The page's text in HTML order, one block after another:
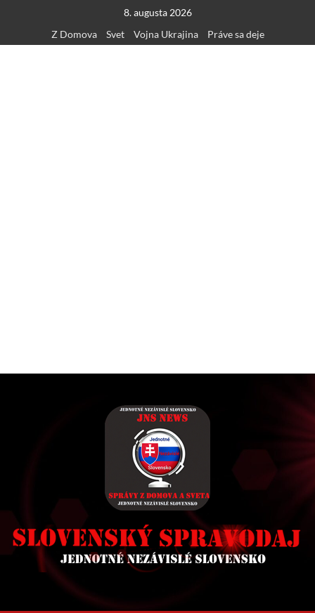
content
8. augusta 2026
Z Domova
Svet Vojna Ukrajina Práve sa deje